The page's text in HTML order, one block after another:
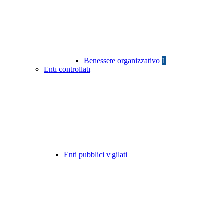
Benessere organizzativo 1
Enti controllati
Enti pubblici vigilati